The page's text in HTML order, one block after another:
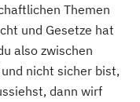
Themen
und Gesetze hat
also zwischen
nicht sicher bist,
dann wirf